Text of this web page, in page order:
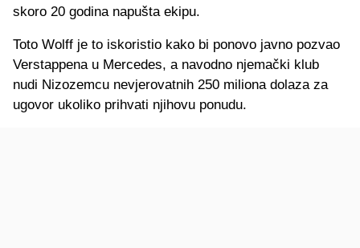
skoro 20 godina napušta ekipu.
Toto Wolff je to iskoristio kako bi ponovo javno pozvao
Verstappena u Mercedes, a navodno njemački klub
nudi Nizozemcu nevjerovatnih 250 miliona dolaza za
ugovor ukoliko prihvati njihovu ponudu.